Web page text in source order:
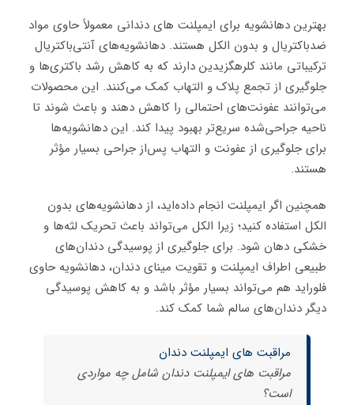
بهترین دهانشویه برای ایمپلنت های دندانی معمولاً حاوی مواد
ضدباکتریال و بدون الکل هستند. دهانشویه‌های آنتی‌باکتریال
ترکیباتی مانند کلرهگزیدین دارند که به کاهش رشد باکتری‌ها و
جلوگیری از تجمع پلاک و التهاب کمک می‌کنند. این محصولات
می‌توانند عفونت‌های احتمالی را کاهش دهند و باعث شوند تا
ناحیه جراحی‌شده سریع‌تر بهبود پیدا کند. این دهانشویه‌ها
برای جلوگیری از عفونت و التهاب پس‌از جراحی بسیار مؤثر
هستند.
همچنین اگر ایمپلنت انجام داده‌اید، از دهانشویه‌های بدون
الکل استفاده کنید؛ زیرا الکل می‌تواند باعث تحریک لثه‌ها و
خشکی دهان شود. برای جلوگیری از پوسیدگی دندان‌های
طبیعی اطراف ایمپلنت و تقویت مینای دندان، دهانشویه حاوی
فلوراید هم می‌تواند بسیار مؤثر باشد و به کاهش پوسیدگی
دیگر دندان‌های سالم شما کمک کند.
مراقبت های ایمپلنت دندان
مراقبت های ایمپلنت دندان شامل چه مواردی
است؟